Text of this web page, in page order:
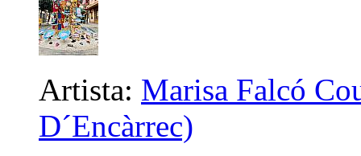
Artista: Marisa Falcó
D´Encàrrec)